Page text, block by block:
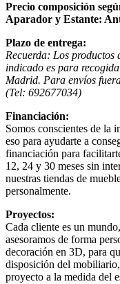
Precio composición
Aparador y Estante:
Plazo de entrega:
Recuerda: Los
indicado es para
Madrid. Para envíos
(Tel: 692677034)
Financiación:
Somos conscientes de la
eso para ayudarte a
financiación para
12, 24 y 30 meses sin
nuestras tiendas de
personalmente.
Proyectos:
Cada cliente es un
asesoramos de forma
decoración en 3D, para
disposición del
proyecto a la medida del